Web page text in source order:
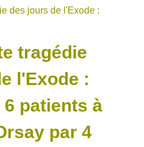
tragédie
l'Exode :
patients à
par 4